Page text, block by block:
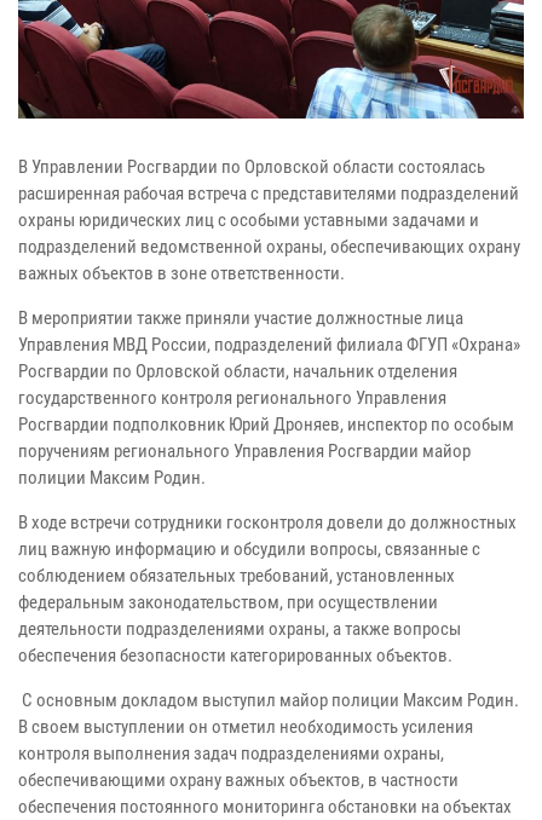
В Управлении Росгвардии по Орловской области состоялась
расширенная рабочая встреча с представителями подразделений
охраны юридических лиц с особыми уставными задачами и
подразделений ведомственной охраны, обеспечивающих охрану
важных объектов в зоне ответственности.
В мероприятии также приняли участие должностные лица
Управления МВД России, подразделений филиала ФГУП «Охрана»
Росгвардии по Орловской области, начальник отделения
государственного контроля регионального Управления
Росгвардии подполковник Юрий Дроняев, инспектор по особым
поручениям регионального Управления Росгвардии майор
полиции Максим Родин.
В ходе встречи сотрудники госконтроля довели до должностных
лиц важную информацию и обсудили вопросы, связанные с
соблюдением обязательных требований, установленных
федеральным законодательством, при осуществлении
деятельности подразделениями охраны, а также вопросы
обеспечения безопасности категорированных объектов.
С основным докладом выступил майор полиции Максим Родин.
В своем выступлении он отметил необходимость усиления
контроля выполнения задач подразделениями охраны,
обеспечивающими охрану важных объектов, в частности
обеспечения постоянного мониторинга обстановки на объектах